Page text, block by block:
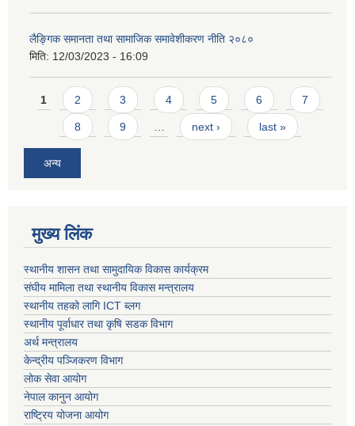
लैङ्गिक समानता तथा सामाजिक समावेशीकरण नीति २०८०
मिति: 12/03/2023 - 16:09
Pages
1 2 3 4 5 6 7
8 9 next › last »
अन्य
मुख्य लिंक
स्थानीय शासन तथा सामुदायिक विकास कार्यक्रम
संघीय मामिला तथा स्थानीय विकास मन्त्रालय
स्थानीय तहको लागि ICT ब्लग
स्थानीय पूर्वाधार तथा कृषि सडक विभाग
अर्थ मन्त्रालय
केन्द्रीय पञ्जिकरण विभाग
लोक सेवा आयोग
नेपाल कानुन आयोग
राष्ट्रिय योजना आयोग